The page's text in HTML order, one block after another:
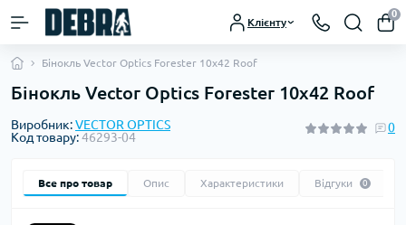
Клієнту
0
Бінокль Vector Optics Forester 10x42 Roof
Бінокль Vector Optics Forester 10x42 Roof
Виробник:VECTOR OPTICS
Код товару:46293-04
0
Все про товар Опис Характеристики Відгуки 0